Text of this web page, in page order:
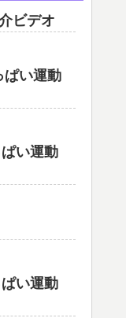
ビデオ
ぱい運動
い運動
い運動